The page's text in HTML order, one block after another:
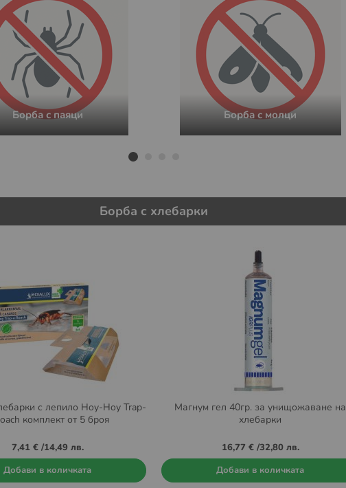
Борба с паяци Борба с молци
Борба с хлебарки
с лепило Hoy-Hoy Trap-
комплект от 5 броя
7,41 €/14,49 лв.
Добави в количката
Магнум гел 40гр. за унищожаване на
хлебарки
16,77 €/32,80 лв.
Добави в количката